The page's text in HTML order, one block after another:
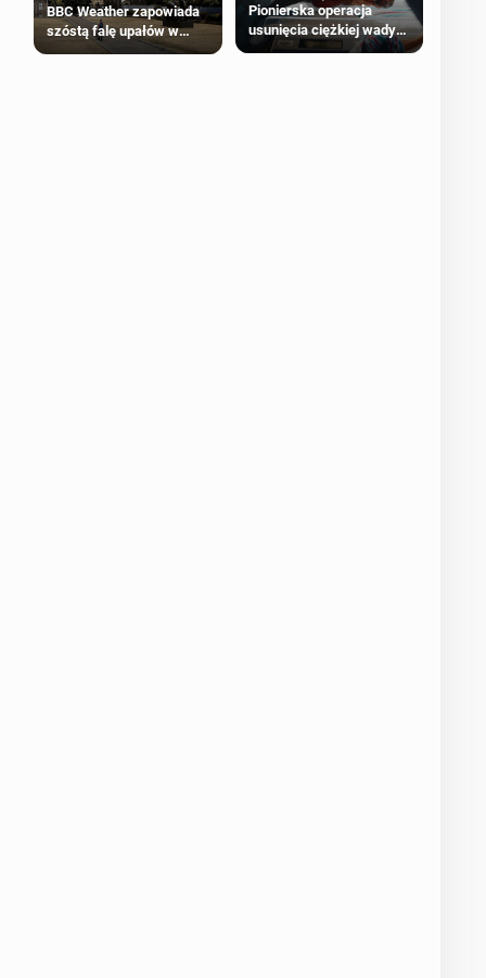
BBC Weather zapowiada
szóstą falę upałów w
Londynie
Pionierska operacja
usunięcia ciężkiej wady
wrodzonej płodu w łonie